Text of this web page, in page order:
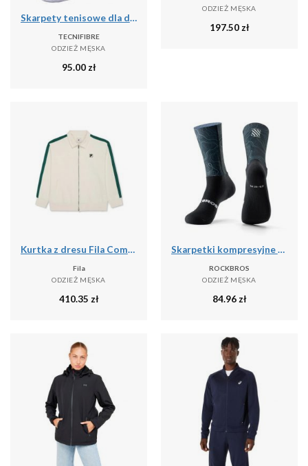
Skarpety tenisowe dla dorosłych 3pak Tecnifibre High Cut Classic Socks 3P
TECNIFIBRE
ODZIEŻ MĘSKA
95.00 zł
ODZIEŻ MĘSKA
197.50 zł
Kurtka z dresu Fila Como Relaxed
Fila
ODZIEŻ MĘSKA
410.35 zł
Skarpetki kompresyjne do jazdy na rowerze antybakteryjne oddychające
ROCKBROS
ODZIEŻ MĘSKA
84.96 zł